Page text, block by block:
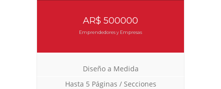
AR$ 500000
Emprendedores y Empresas
Diseño a Medida
Hasta 5 Páginas / Secciones